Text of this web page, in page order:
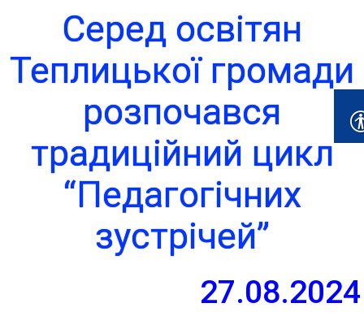
Серед освітян
Теплицької громади
розпочався
традиційний цикл
“Педагогічних
зустрічей”
27.08.2024